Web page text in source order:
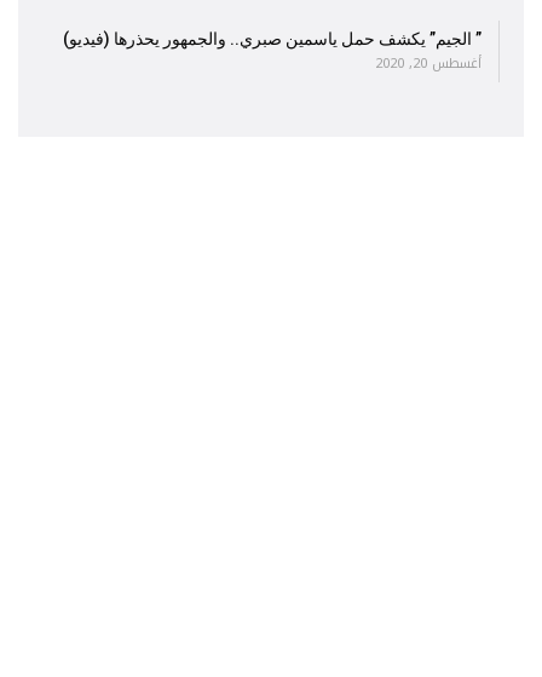
” الجيم” يكشف حمل ياسمين صبري.. والجمهور يحذرها (فيديو)
أغسطس 20, 2020